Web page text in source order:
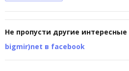
Не пропусти другие
bigmir)net в facebook